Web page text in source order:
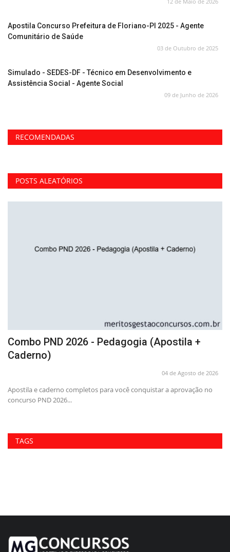
Apostila Concurso Prefeitura de Floriano-PI 2025 - Agente
Comunitário de Saúde
03 de Outubro de 2025
Simulado - SEDES-DF - Técnico em Desenvolvimento e
Assistência Social - Agente Social
09 de Junho de 2026
RECOMENDADAS
POSTS ALEATÓRIOS
Combo PND 2026 - Pedagogia (Apostila +
Caderno)
04 de Agosto de 2026
Apostila e caderno completos para você conquistar a aprovação no
concurso PND 2026...
TAGS